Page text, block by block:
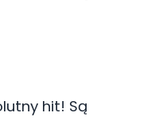
hit! Są